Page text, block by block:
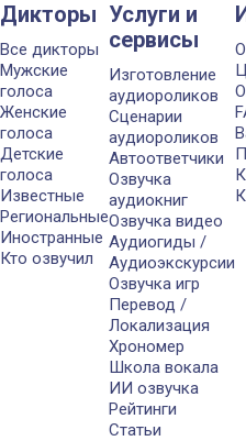
Дикторы
Все дикторы
Мужские
голоса
Женские
голоса
Детские
голоса
Известные
Региональные
Иностранные
Кто озвучил
Услуги и
сервисы
Изготовление
аудиороликов
Сценарии
аудиороликов
Автоответчики
Озвучка
аудиокниг
Озвучка видео
Аудиогиды /
Аудиоэкскурсии
Озвучка игр
Перевод /
Локализация
Хрономер
Школа вокала
ИИ озвучка
Рейтинги
Статьи